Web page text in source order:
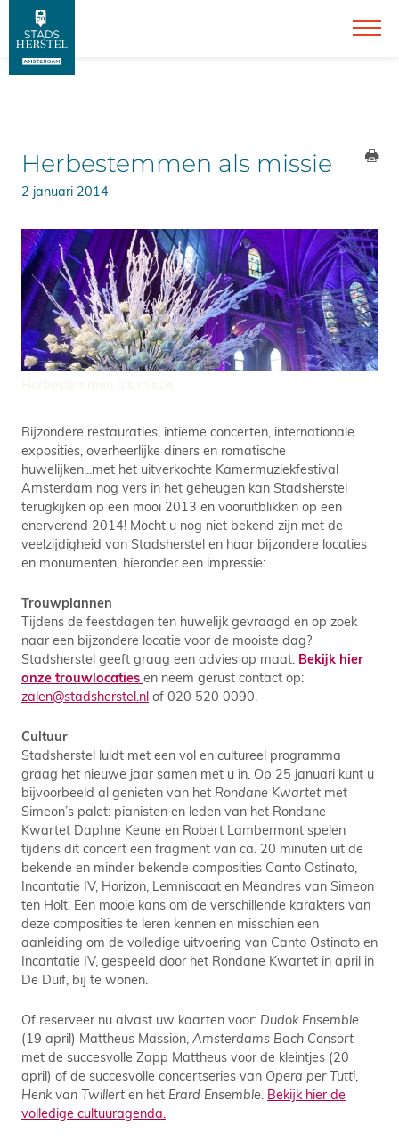
Herbestemmen als missie
2 januari 2014
Bijzondere restauraties, intieme concerten, internationale
exposities, overheerlijke diners en romatische
huwelijken...met het uitverkochte Kamermuziekfestival
Amsterdam nog vers in het geheugen kan Stadsherstel
terugkijken op een mooi 2013 en vooruitblikken op een
enerverend 2014! Mocht u nog niet bekend zijn met de
veelzijdigheid van Stadsherstel en haar bijzondere locaties
en monumenten, hieronder een impressie:
Trouwplannen
Tijdens de feestdagen ten huwelijk gevraagd en op zoek
naar een bijzondere locatie voor de mooiste dag?
Stadsherstel geeft graag een advies op maat. Bekijk hier
onze trouwlocaties en neem gerust contact op:
zalen@stadsherstel.nl of 020 520 0090.
Cultuur
Stadsherstel luidt met een vol en cultureel programma
graag het nieuwe jaar samen met u in. Op 25 januari kunt u
bijvoorbeeld al genieten van het Rondane Kwartet met
Simeon’s palet: pianisten en leden van het Rondane
Kwartet Daphne Keune en Robert Lambermont spelen
tijdens dit concert een fragment van ca. 20 minuten uit de
bekende en minder bekende composities Canto Ostinato,
Incantatie IV, Horizon, Lemniscaat en Meandres van Simeon
ten Holt. Een mooie kans om de verschillende karakters van
deze composities te leren kennen en misschien een
aanleiding om de volledige uitvoering van Canto Ostinato en
Incantatie IV, gespeeld door het Rondane Kwartet in april in
De Duif, bij te wonen.
Of reserveer nu alvast uw kaarten voor: Dudok Ensemble
(19 april) Mattheus Massion, Amsterdams Bach Consort
met de succesvolle Zapp Mattheus voor de kleintjes (20
april) of de succesvolle concertseries van Opera per Tutti
Henk van Twillert en het Erard Ensemble Bekijk hier de
volledige cultuuragenda.